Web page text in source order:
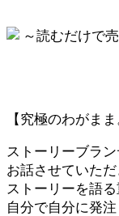
【究極のわがま
ストーリーブラ
お話させていただ
ストーリーを語
自分で自分に発